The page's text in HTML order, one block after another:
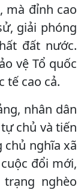
mà đỉnh cao
giải phóng
đất nước.
vệ Tổ quốc
tế cao cả.
nhân dân
chủ và tiến
chủ nghĩa xã
đổi mới,
nghèo